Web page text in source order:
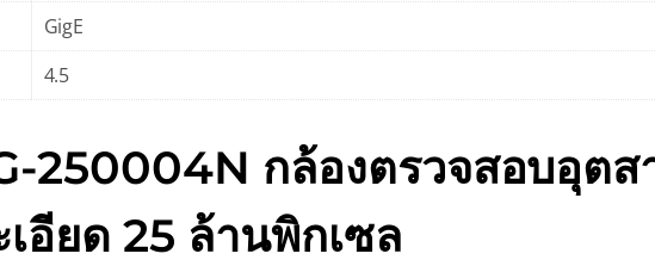
GigE
4.5
250004N กล้องตรวจสอบอุตส
อียด 25 ล้านพิกเซล